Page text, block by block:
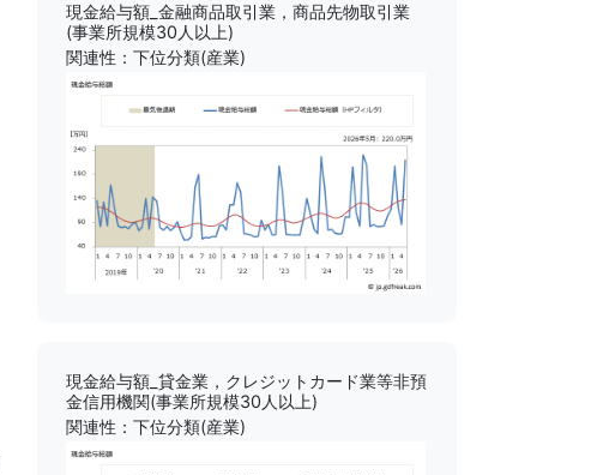
現金給与額_金融商品取引業，商品先物取引業
(事業所規模30人以上)
関連性：下位分類(産業)
現金給与額_貸金業，クレジットカード業等非預
金信用機関(事業所規模30人以上)
関連性：下位分類(産業)